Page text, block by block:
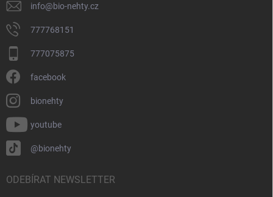
info@bio-nehty.cz
777768151
777075875
facebook
bionehty
youtube
@bionehty
ODEBÍRAT NEWSLETTER